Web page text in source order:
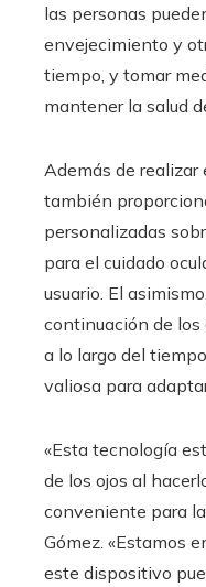
las personas
envejecimiento y
tiempo, y tomar
mantener la salud
Además de
también
personalizadas
para el cuidado
usuario. El
continuación de los
a lo largo del
valiosa para
«Esta tecnología
de los ojos al
conveniente para
Gómez. «Estamos
este dispositivo